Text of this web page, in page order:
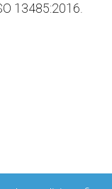
13485:2016.